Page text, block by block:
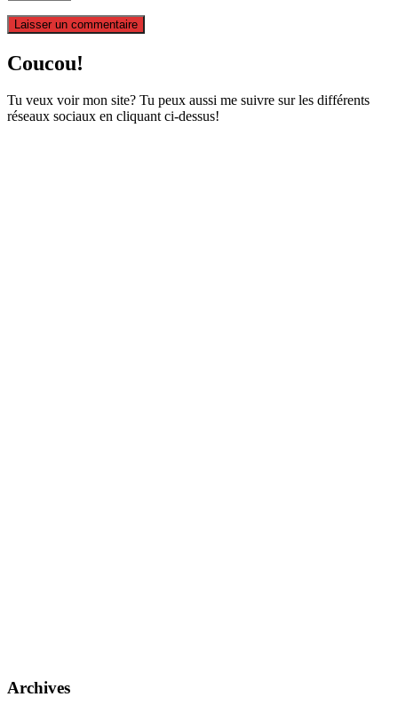
Coucou!
Tu veux voir mon site? Tu peux aussi me suivre sur les différents
réseaux sociaux en cliquant ci-dessus!
Archives